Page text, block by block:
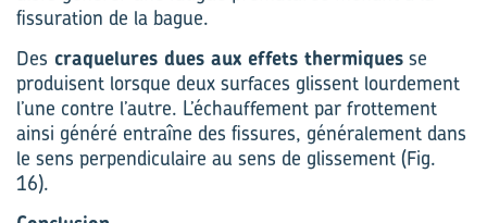
fissuration de la bague.
Des craquelures dues aux effets thermiques se
produisent lorsque deux surfaces glissent lourdement
l’une contre l’autre. L’échauffement par frottement
ainsi généré entraîne des fissures, généralement dans
le sens perpendiculaire au sens de glissement (Fig.
16).